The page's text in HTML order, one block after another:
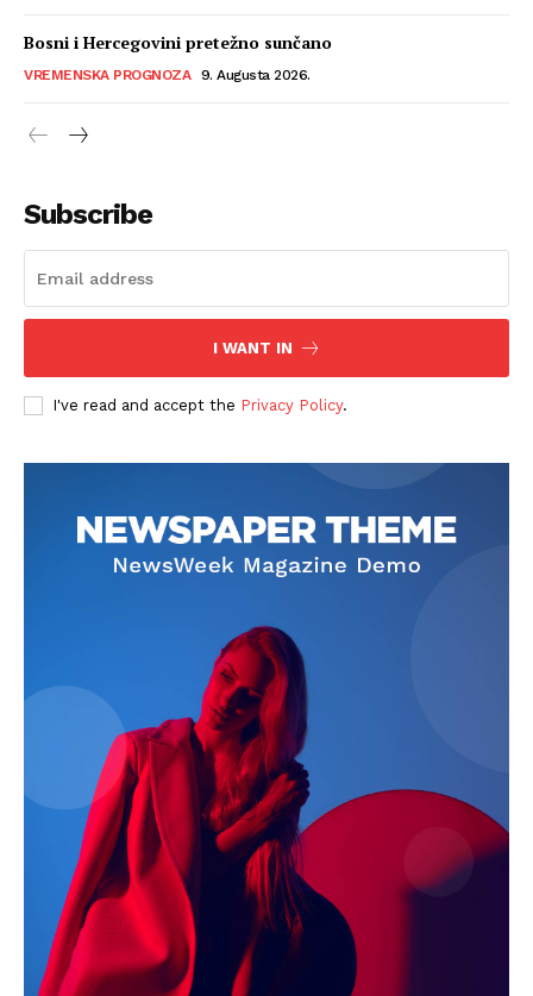
O nama
Impressum
Bosni i Hercegovini pretežno sunčano
VREMENSKA PROGNOZA 9. Augusta 2026.
Subscribe
I WANT IN
I've read and accept the Privacy Policy.